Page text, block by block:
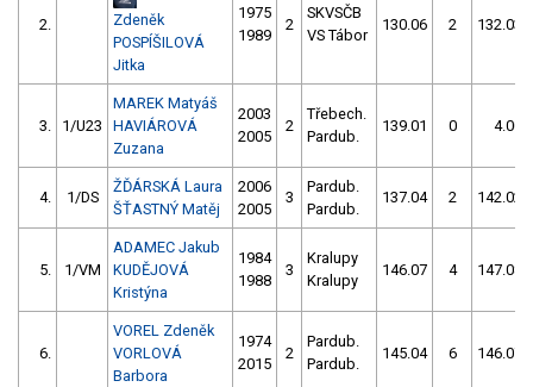
2.
Zdeněk
POSPÍŠILOVÁ
Jitka
1975
1989
2
SKVSČB
VS Tábor
130.06 2 132.03
3. 1/U23
MAREK Matyáš
HAVIÁROVÁ
Zuzana
2003
2005
2
Třebech.
Pardub.
139.01 0 4.00
4. 1/DS
ŽĎÁRSKÁ Laura
ŠŤASTNÝ Matěj
2006
2005
3
Pardub.
Pardub.
137.04 2 142.02
5. 1/VM
ADAMEC Jakub
KUDĚJOVÁ
Kristýna
1984
1988
3
Kralupy
Kralupy
146.07 4 147.08
6.
VOREL Zdeněk
VORLOVÁ
Barbora
1974
2015
2
Pardub.
Pardub.
145.04 6 146.07